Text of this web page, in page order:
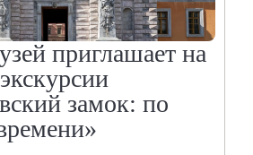
приглашает на
замок: по